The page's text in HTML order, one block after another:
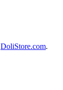
DoliStore.com.